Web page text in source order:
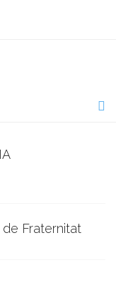
de Fraternitat